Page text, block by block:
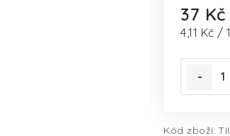
37 Kč
Měrná
4,11 Kč /
Kód zboží: